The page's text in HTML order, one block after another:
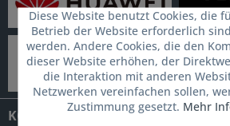
KONTAKT
Diese Website benutzt Cookies, die
Betrieb der Website erforderlich
werden. Andere Cookies, die den
dieser Website erhöhen, der
die Interaktion mit anderen
Netzwerken vereinfachen sollen,
Zustimmung gesetzt. Mehr